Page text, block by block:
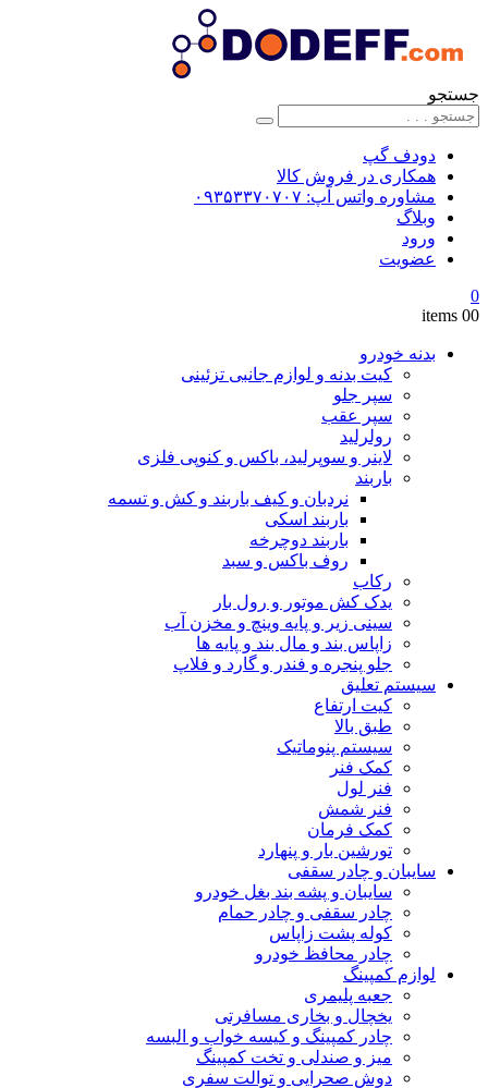
جستجو
دودف گپ
همکاری در فروش کالا
مشاوره واتس آپ: ۰۹۳۵۳۳۷۰۷۰۷
وبلاگ
ورود
عضویت
0
00 items
بدنه خودرو
کیت بدنه و لوازم جانبی تزئینی
سپر جلو
سپر عقب
رولرلید
لاینر و سوپرلید، باکس و کنوپی فلزی
باربند
نردبان و کیف باربند و کش و تسمه
باربند اسکی
باربند دوچرخه
روف باکس و سبد
رکاب
یدک کش موتور و رول بار
سینی زیر و پایه وینچ و مخزن آب
زاپاس بند و مال بند و پایه ها
جلو پنجره و فندر و گارد و فلاپ
سیستم تعلیق
کیت ارتفاع
طبق بالا
سیستم پنوماتیک
کمک فنر
فنر لول
فنر شمش
کمک فرمان
تورشین بار و پنهارد
سایبان و چادر سقفی
سایبان و پشه بند بغل خودرو
چادر سقفی و چادر حمام
کوله پشت زاپاس
چادر محافظ خودرو
لوازم کمپینگ
جعبه پلیمری
یخچال و بخاری مسافرتی
چادر کمپینگ و کیسه خواب و البسه
میز و صندلی و تخت کمپینگ
دوش صحرایی و توالت سفری